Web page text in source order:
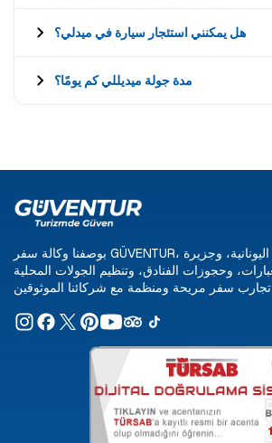
هل يمكنني استئجار سيارة في ميدلي؟
مدة جولة ميديللي كم يومًا؟
بوصفنا وكالة سفر GÜVENTUR، نقدم جولات الجزر اليونانية، وجزيرة
وحجوزات الفنادق، وتنظيم الجولات المحلية